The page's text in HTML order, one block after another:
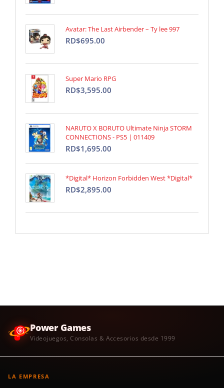
Avatar: The Last Airbender – Ty lee 997
RD$695.00
Super Mario RPG
RD$3,595.00
NARUTO X BORUTO Ultimate Ninja STORM
CONNECTIONS - PS5 | 011409
RD$1,695.00
*Digital* Horizon Forbidden West *Digital*
RD$2,895.00
Power Games
Videojuegos, Consolas & Accesorios desde 1999
LA EMPRESA